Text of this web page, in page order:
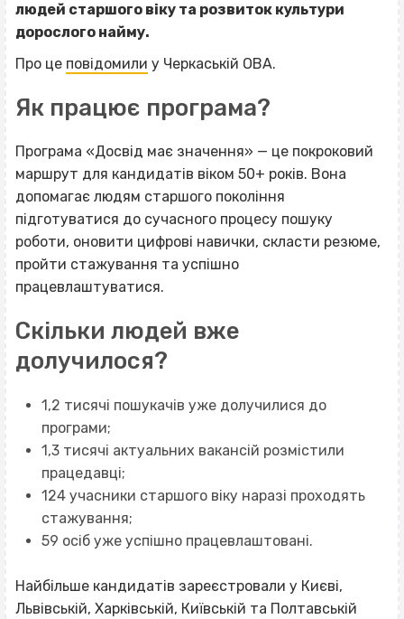
людей старшого віку та розвиток культури
дорослого найму.
Про це повідомили у Черкаській ОВА.
Як працює програма?
Програма «Досвід має значення» — це покроковий
маршрут для кандидатів віком 50+ років. Вона
допомагає людям старшого покоління
підготуватися до сучасного процесу пошуку
роботи, оновити цифрові навички, скласти резюме,
пройти стажування та успішно
працевлаштуватися.
Скільки людей вже
долучилося?
1,2 тисячі пошукачів уже долучилися до
програми;
1,3 тисячі актуальних вакансій розмістили
працедавці;
124 учасники старшого віку наразі проходять
стажування;
59 осіб уже успішно працевлаштовані.
Найбільше кандидатів зареєстровали у Києві,
Львівській, Харківській, Київській та Полтавській